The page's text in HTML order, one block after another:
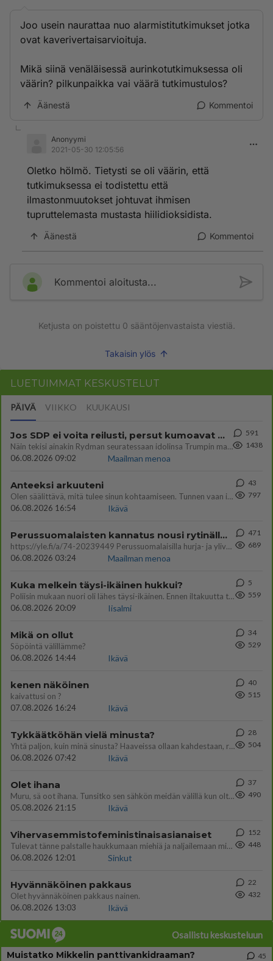
Joo usein naurattaa nuo alarmistitutkimukset jotka
ovat kaverivertaisarvioituja.
Mikä siinä venäläisessä aurinkotutkimuksessa oli
väärin? pilkunpaikka vai väärä tutkimustulos?
Äänestä Kommentoi
Anonyymi
2021-05-30 12:05:56
Oletko hölmö. Tietysti se oli väärin, että
tutkimuksessa ei todistettu että
ilmastonmuutokset johtuvat ihmisen
tupruttelemasta mustasta hiilidioksidista.
Äänestä Kommentoi
Kommentoi aloitusta...
Ketjusta on poistettu 0 sääntöjenvastaista viestiä.
Takaisin ylös
LUETUIMMAT KESKUSTELUT
PÄIVÄ VIIKKO KUUKAUSI
Jos SDP ei voita reilusti, persut kumoavat demokratian Suomesta
Näin tekisi ainakin Rydman seuratessaan idolinsa Trumpin mallia https://www.is.fi/politiikka/art-2000012187244.html
06.08.2026 09:02
Maailman menoa
591
1438
Anteeksi arkuuteni
Olen säälittävä, mitä tulee sinun kohtaamiseen. Tunnen vaan itseni todella epävarmaksi sun kanssa. Jos minun olisi pitän
06.08.2026 16:54
Ikävä
43
797
Perussuomalaisten kannatus nousi rytinällä Ylen tänään julkaisemassa tuoreimmassa gallup-kyselyssä.
https://yle.fi/a/74-20239449 Perussuomalaisilla hurja- ja ylivoimaisesti suurin nousu tässä uudessa Ylen gallupissa. Kyl
06.08.2026 03:24
Maailman menoa
471
689
Kuka melkein täysi-ikäinen hukkui?
Poliisin mukaan nuori oli lähes täysi-ikäinen. Ennen iltakuutta tulleen ilmoituksen mukaan ihminen oli joutunut mahdoll
06.08.2026 20:09
Iisalmi
5
559
Mikä on ollut
Söpöintä välillämme?
06.08.2026 14:44
Ikävä
34
529
kenen näköinen
kaivattusi on ?
07.08.2026 16:24
Ikävä
40
515
Tykkäätköhän vielä minusta?
Yhtä paljon, kuin minä sinusta? Haaveissa ollaan kahdestaan, rauhassa ja lähennytään fyysisesti ja tutustutaan syvemmin
06.08.2026 07:42
Ikävä
28
504
Olet ihana
Muru, sä oot ihana. Tunsitko sen sähkön meidän välillä kun oltiin ihan låhekkäin? 👩‍❤️‍👩❤️😼😘
05.08.2026 21:15
Ikävä
37
490
Vihervasemmistofeministinaisasianaiset
Tulevat tänne palstalle haukkumaan miehiä ja naljailemaan miehelle, kehuvat olevansa heitä parempia. Itse asuvat MIEHE
06.08.2026 12:01
Sinkut
152
448
Hyvännäköinen pakkaus
Olet hyvännäköinen pakkaus nainen.
06.08.2026 13:03
Ikävä
22
432
Osallistu keskusteluun
Muistatko Mikkelin panttivankidraaman?
45